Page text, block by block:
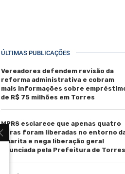
ÚLTIMAS PUBLICAÇÕES
Vereadores defendem revisão da
reforma administrativa e cobram
mais informações sobre
de R$ 75 milhões em Torres
MPRS esclarece que apenas quatro
obras foram liberadas no entorno
Guarita e nega liberação geral
anunciada pela Prefeitura de Torres